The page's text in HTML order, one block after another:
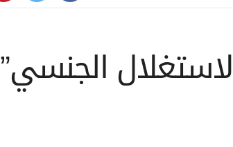
الجنسي”